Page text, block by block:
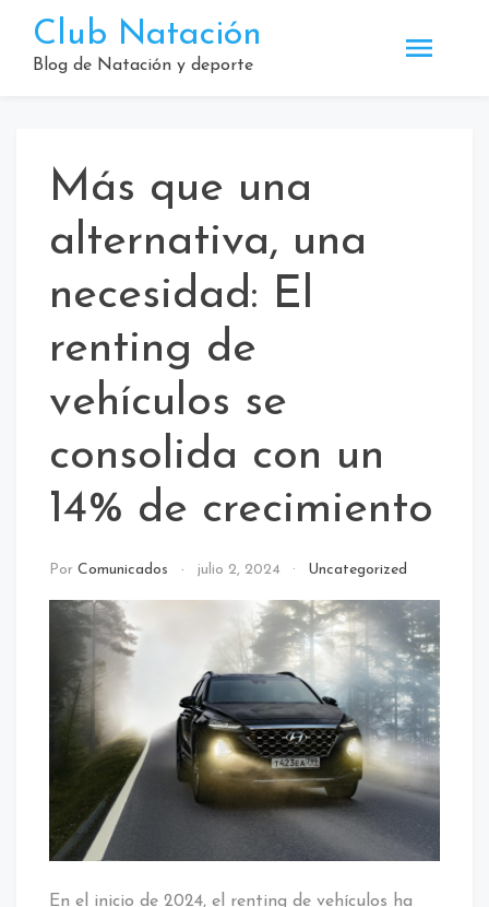
contenido
Club Natación
Blog de Natación y deporte
Más que una
alternativa, una
necesidad: El
renting de
vehículos se
consolida con un
14% de crecimiento
Por Comunicados julio 2, 2024 Uncategorized
En el inicio de 2024, el renting de vehículos ha